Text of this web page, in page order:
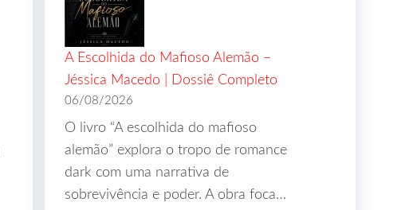
A Escolhida do Mafioso Alemão –
Jéssica Macedo | Dossiê Completo
06/08/2026
O livro “A escolhida do mafioso
alemão” explora o tropo de romance
dark com uma narrativa de
sobrevivência e poder. A obra foca…